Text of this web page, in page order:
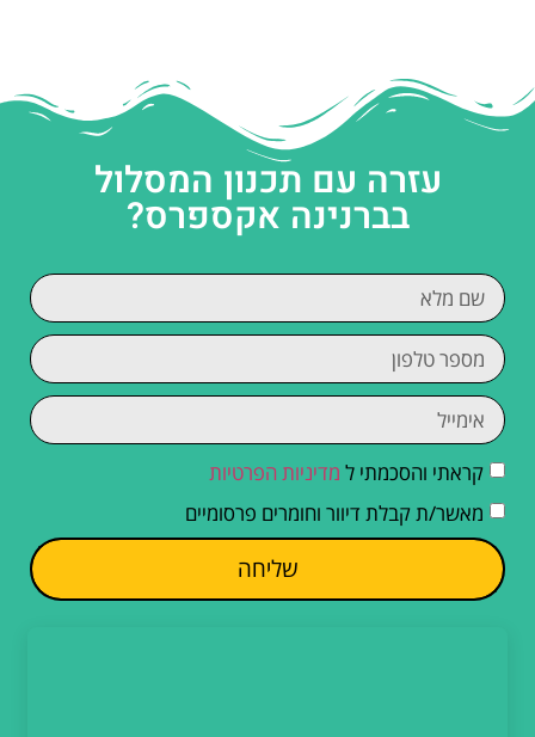
עזרה עם תכנון המסלול
בברנינה אקספרס?
קראתי והסכמתי ל מדיניות הפרטיות
מאשר/ת קבלת דיוור וחומרים פרסומיים
שליחה